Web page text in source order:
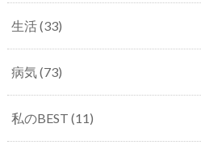
生活(33)
病気(73)
私のBEST (11)